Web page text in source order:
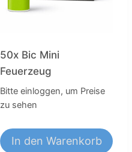
50x Bic Mini
Feuerzeug
Bitte einloggen, um Preise
zu sehen
In den Warenkorb